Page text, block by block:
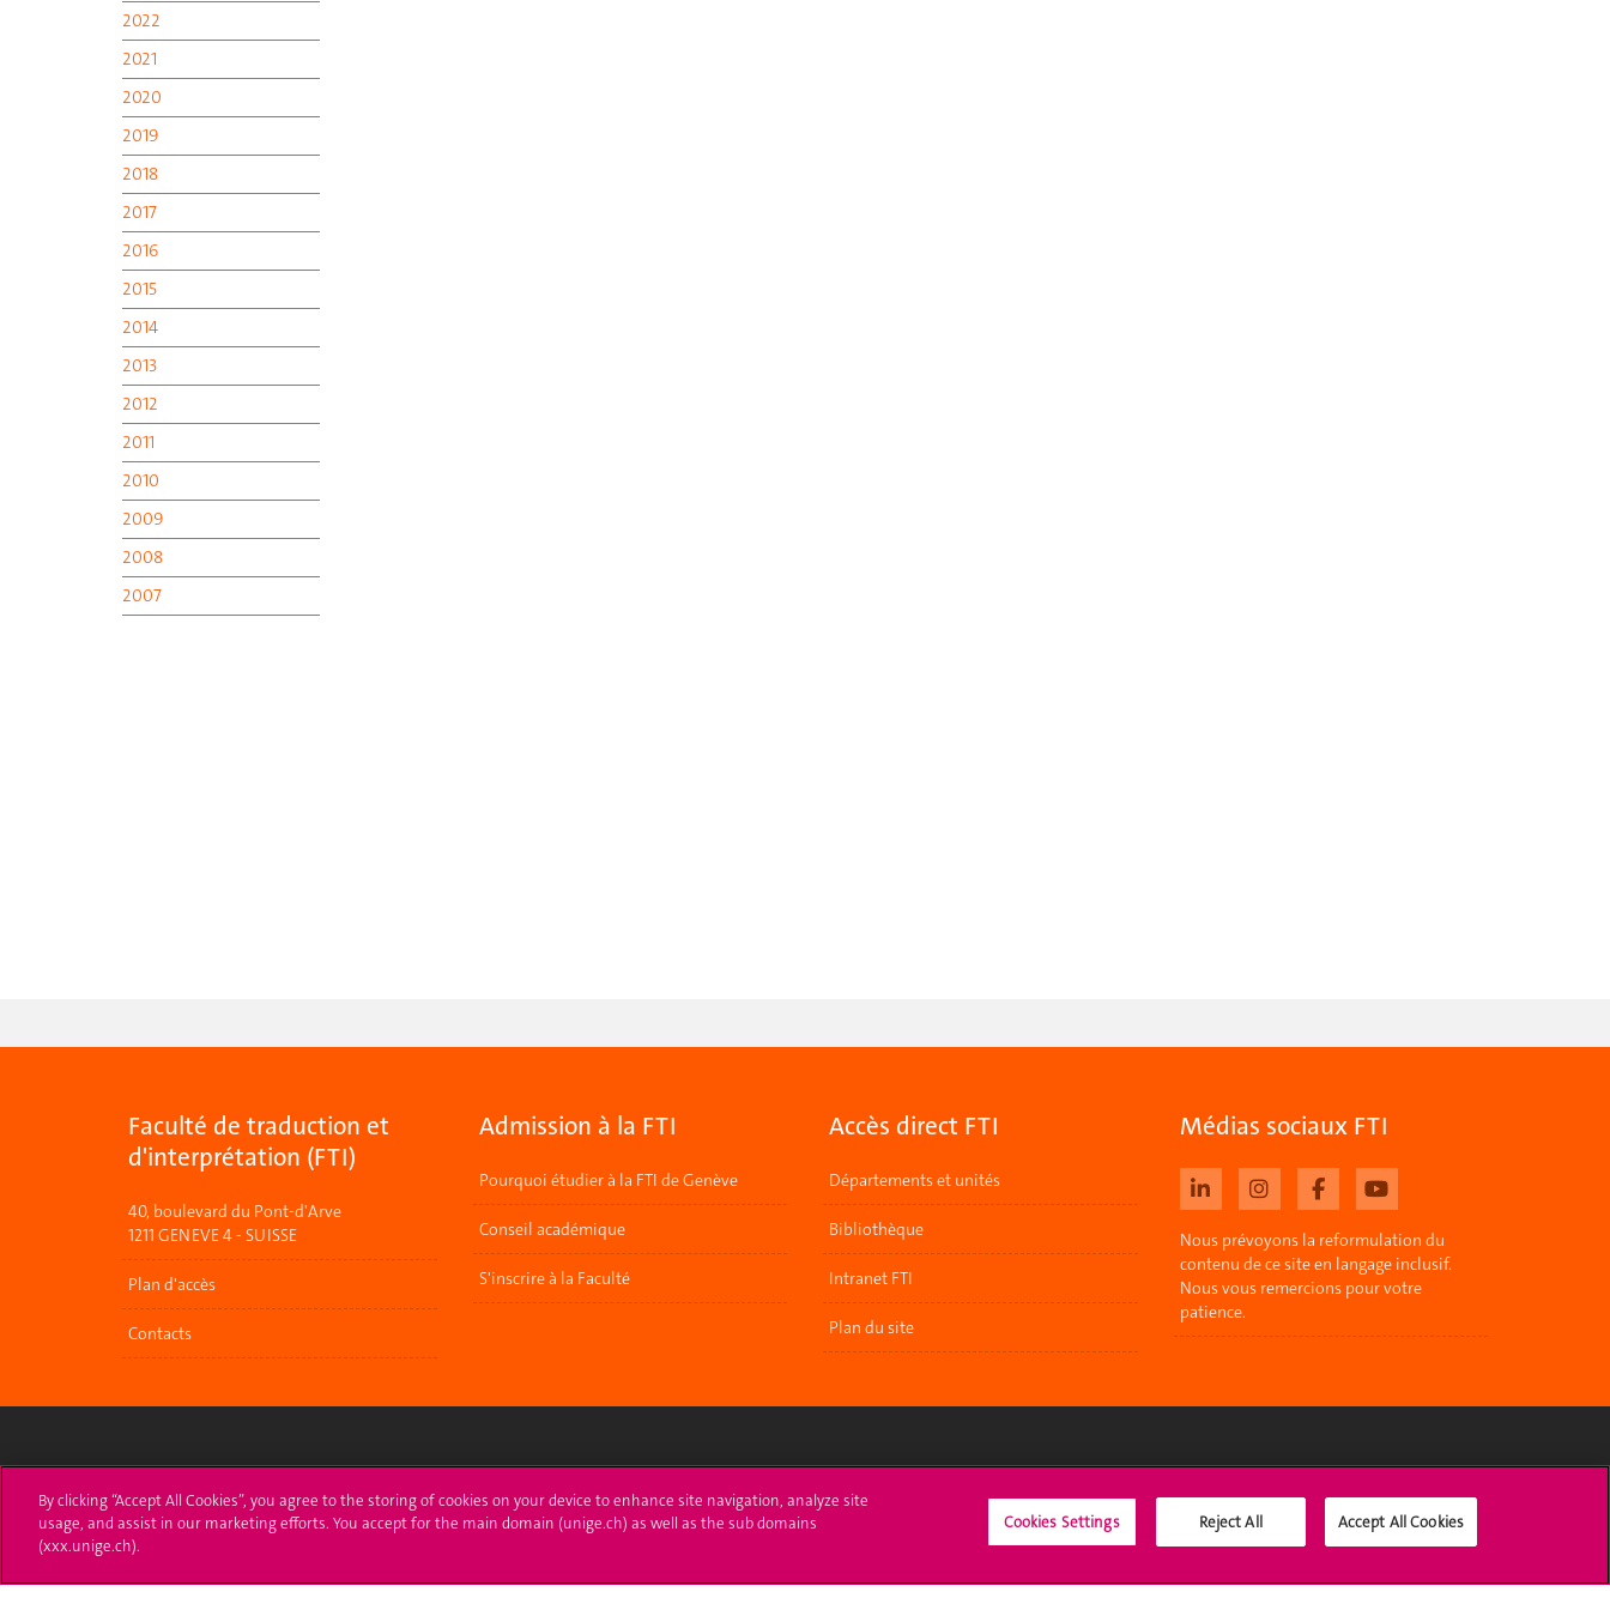
2022
2021
2020
2019
2018
2017
2016
2015
2014
2013
2012
2011
2010
2009
2008
2007
Faculté de traduction et
d'interprétation (FTI)
40, boulevard du Pont-d'Arve
1211 GENEVE 4 - SUISSE
Plan d'accès
Contacts
Admission à la FTI
Pourquoi étudier à la FTI de Genève
Conseil académique
S'inscrire à la Faculté
Accès direct FTI
Départements et unités
Bibliothèque
Intranet FTI
Plan du site
Médias sociaux FTI
Nous prévoyons la reformulation du
contenu de ce site en langage inclusif.
Nous vous remercions pour votre
patience.
24 rue du Général-Dufour
T. +41 (0)22 379 71 11
Immatriculations
Démarches administratives Médias
By clicking “Accept All Cookies”, you agree to the storing of cookies on your device to enhance site navigation, analyze site
usage, and assist in our marketing efforts. You accept for the main domain (unige.ch) as well as the sub domains
(xxx.unige.ch).
Cookies Settings Reject All Accept All Cookies